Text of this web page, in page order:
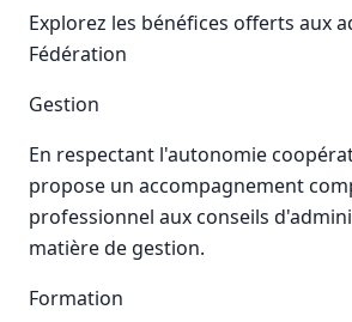
Explorez les bénéfices offerts aux
Fédération
Gestion
En respectant l'autonomie
propose un accompagnement
professionnel aux conseils
matière de gestion.
Formation